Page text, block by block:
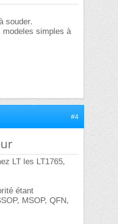
souder.
simples à
#4
LT les LT1765,
étant
MSOP, QFN,